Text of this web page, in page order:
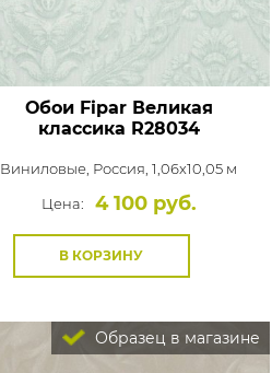
Обои Fipar Великая
классика R28034
Виниловые, Россия, 1,06x10,05 м
Цена:
4 100 руб.
В КОРЗИНУ
Образец в магазине